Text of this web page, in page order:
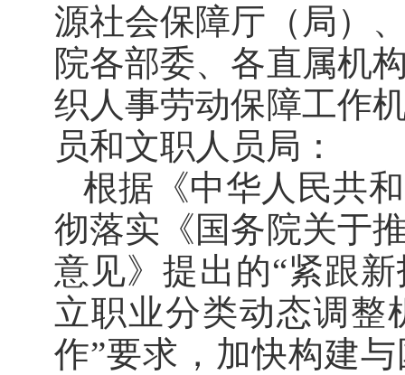
源社会保障厅（局）
院各部委、各直属机
织人事劳动保障工作
员和文职人员局：
根据《中华人民共
彻落实《国务院关于
意见》提出的“紧跟
立职业分类动态调整
作”要求，加快构建